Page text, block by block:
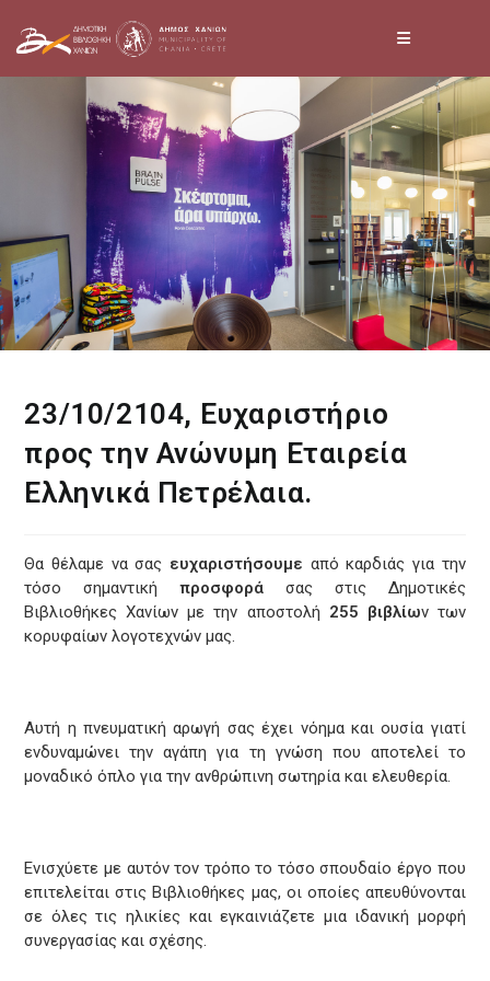
23/10/2104, Ευχαριστήριο
προς την Ανώνυμη Εταιρεία
Ελληνικά Πετρέλαια.
Θα θέλαμε να σας ευχαριστήσουμε από καρδιάς για την
τόσο σημαντικήπροσφορά σας στις Δημοτικές
Βιβλιοθήκες Χανίων με την αποστολή 255 βιβλίων των
κορυφαίων λογοτεχνών μας.
Αυτή η πνευματική αρωγή σας έχει νόημα και ουσία γιατί
ενδυναμώνει την αγάπη για τη γνώση που αποτελεί το
μοναδικό όπλο για την ανθρώπινη σωτηρία και ελευθερία.
Ενισχύετε με αυτόν τον τρόπο το τόσο σπουδαίο έργο που
επιτελείται στις Bιβλιοθήκες μας, οι οποίες απευθύνονται
σε όλες τις ηλικίες και εγκαινιάζετε μια ιδανική μορφή
συνεργασίας και σχέσης.